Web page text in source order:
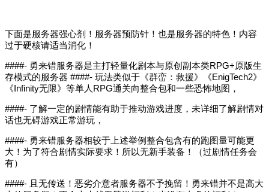
下面是服务器强心剂！服务器预防针！也是服务器的特色！内容
过于硬核请适当消化！
####- 勇来错服务器是主打轻量化剧本与原创副本类RPG+原版生
存模式的服务器 ####- 玩法类似于《群峦：救援》《EnigTech2》
《Infinity无限》等单人RPG通关向整合包和一些恐怖地图，
####- 了解一定的剧情能有助于推动游戏进度，未详细了解剧情对
话也无碍游戏正常游玩，
####- 勇来错服务器相较于上述举例整合包含有的跑图量可能更
大！为了符合剧情实际要求！所以无新手装备！（过剧情任务会
有）
####- 且无传送！恶劣介意者服务器不予挽留！勇来错并不是高大